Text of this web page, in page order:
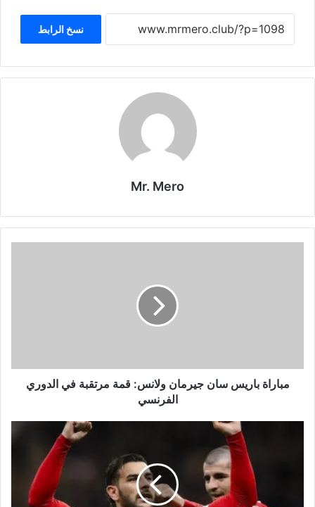
نسخ الرابط
Mr. Mero
الدوري
الفرنسي
مباراة باريس سان جيرمان ولانس: قمة مرتقبة في الدوري
الفرنسي